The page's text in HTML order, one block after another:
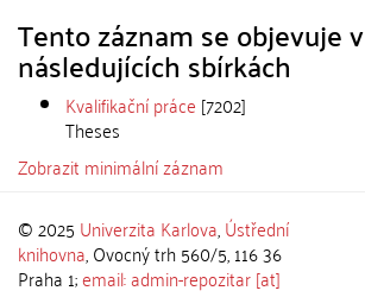
Tento záznam se objevuje v
následujících sbírkách
Kvalifikační práce [7202]
Theses
Zobrazit minimální záznam
© 2025 Univerzita Karlova,Ústřední
knihovna, Ovocný trh 560/5, 116 36
Praha 1;email: admin-repozitar [at]